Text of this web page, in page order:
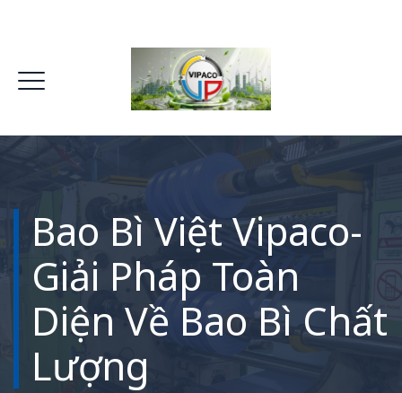
Bao Bì Việt Vipaco-
Giải Pháp Toàn
Diện Về Bao Bì Chất
Lượng